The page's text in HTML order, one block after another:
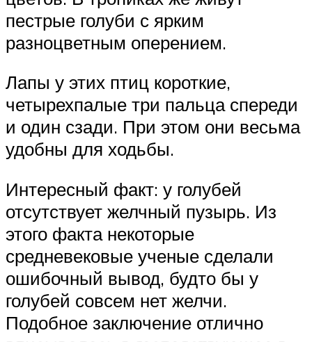
пестрые голуби с ярким
разноцветным оперением.
Лапы у этих птиц короткие,
четырехпалые три пальца спереди
и один сзади. При этом они весьма
удобны для ходьбы.
Интересный факт: у голубей
отсутствует желчный пузырь. Из
этого факта некоторые
средневековые ученые сделали
ошибочный вывод, будто бы у
голубей совсем нет желчи.
Подобное заключение отлично